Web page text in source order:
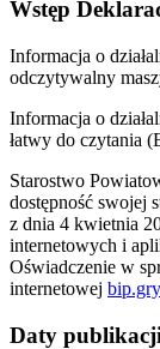
Wstęp
Informacja o
odczytywalny
Informacja o
łatwy do czytania
Starostwo
dostępność swojej
z dnia 4 kwietnia
internetowych i
Oświadczenie w
internetowej
Daty